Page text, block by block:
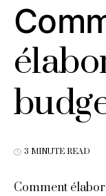
3 MINUTE READ
Comment